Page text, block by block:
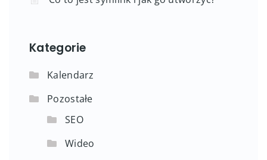
Kategorie
Kalendarz
Pozostałe
SEO
Wideo